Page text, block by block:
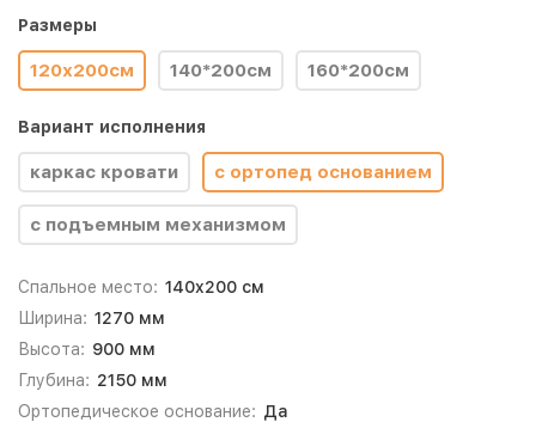
Размеры
120х200см 140*200см 160*200см
Вариант исполнения
каркас кровати с ортопед основанием
с подъемным механизмом
Спальное место: 140x200 см
Ширина: 1270 мм
Высота: 900 мм
Глубина: 2150 мм
Ортопедическое основание: Да